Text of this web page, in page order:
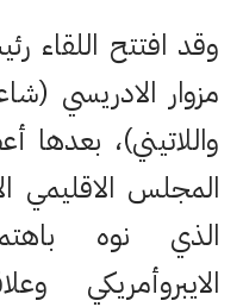
وقد افتتح اللقاء
مزوار الادريسي
واللاتيني)،
المجلس الاقليمي
الذي نوه
الايبروأمريكي